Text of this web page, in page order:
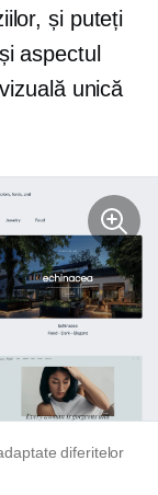
și puteți
aspectul
unică
diferitelor